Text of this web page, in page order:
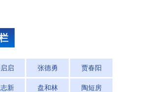
启 张德勇 贾春阳
新 盘和林 陶短房